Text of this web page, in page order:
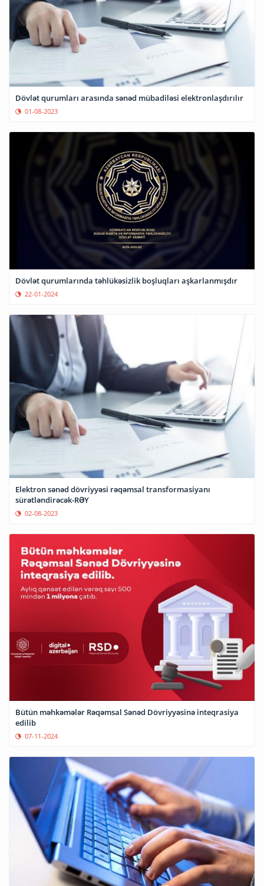
Dövlət qurumları arasında sənəd mübadiləsi elektronlaşdırılır
01-08-2023
Dövlət qurumlarında təhlükəsizlik boşluqları aşkarlanmışdır
22-01-2024
Elektron sənəd dövriyyəsi rəqəmsal transformasiyanı
sürətləndirəcək-RƏY
02-08-2023
Bütün məhkəmələr Rəqəmsal Sənəd Dövriyyəsinə inteqrasiya
edilib
07-11-2024